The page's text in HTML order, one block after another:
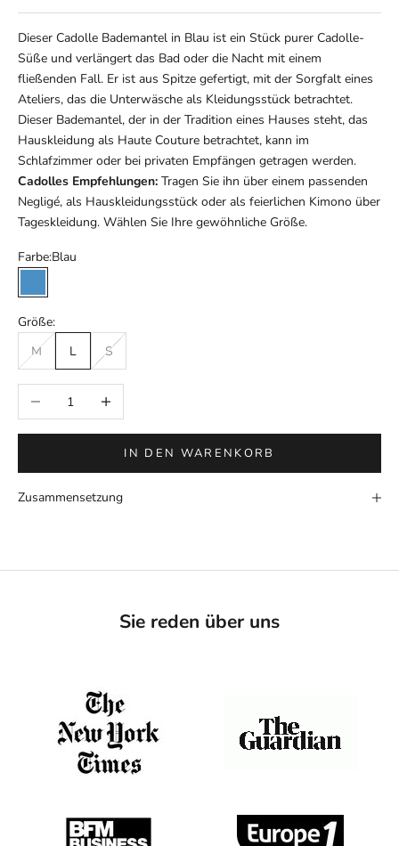
Dieser Cadolle Bademantel in Blau ist ein Stück purer Cadolle-
Süße und verlängert das Bad oder die Nacht mit einem
fließenden Fall. Er ist aus Spitze gefertigt, mit der Sorgfalt eines
Ateliers, das die Unterwäsche als Kleidungsstück betrachtet.
Dieser Bademantel, der in der Tradition eines Hauses steht, das
Hauskleidung als Haute Couture betrachtet, kann im
Schlafzimmer oder bei privaten Empfängen getragen werden.
Cadolles Empfehlungen: Tragen Sie ihn über einem passenden
Negligé, als Hauskleidungsstück oder als feierlichen Kimono über
Tageskleidung. Wählen Sie Ihre gewöhnliche Größe.
Farbe:Blau
Blau
Größe:
M
L S
Anzahl verringernAnzahl erhöhen
IN DEN WARENKORB
Zusammensetzung
Sie reden über uns